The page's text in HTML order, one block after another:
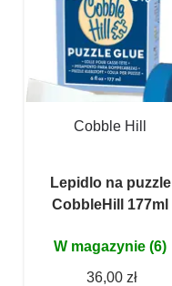
Cobble Hill
Lepidlo na puzzle
CobbleHill 177ml
W magazynie (6)
36,00 zł